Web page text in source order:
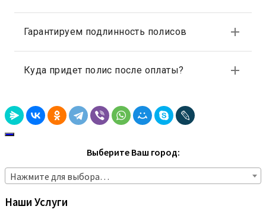
Выберите Ваш город:
Нажмите для выбора…
Наши Услуги